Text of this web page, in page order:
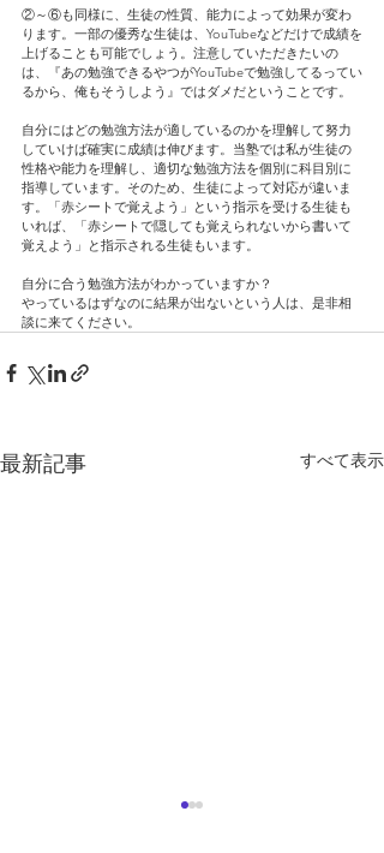
②～⑥も同様に、生徒の性質、能力によって効果が変わ
ります。一部の優秀な生徒は、YouTubeなどだけで成績を
上げることも可能でしょう。注意していただきたいの
は、『あの勉強できるやつがYouTubeで勉強してるってい
るから、俺もそうしよう』ではダメだということです。
自分にはどの勉強方法が適しているのかを理解して努力
していけば確実に成績は伸びます。当塾では私が生徒の
性格や能力を理解し、適切な勉強方法を個別に科目別に
指導しています。そのため、生徒によって対応が違いま
す。「赤シートで覚えよう」という指示を受ける生徒も
いれば、「赤シートで隠しても覚えられないから書いて
覚えよう」と指示される生徒もいます。
自分に合う勉強方法がわかっていますか？
やっているはずなのに結果が出ないという人は、是非相
談に来てください。
最新記事 すべて表示